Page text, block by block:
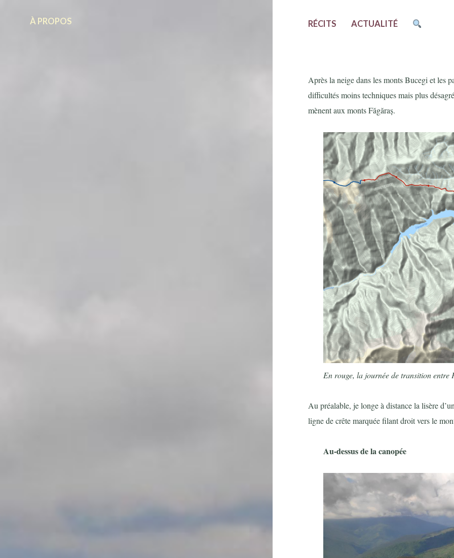
À PROPOS RÉCITS ACTUALITÉ
Après la neige dans les monts Bucegi et les
difficultés moins techniques mais plus
mènent aux monts Făgăraș.
En rouge, la journée de transition
Au préalable, je longe à distance la lisère
ligne de crête marquée filant droit vers le
Au-dessus de la canopée